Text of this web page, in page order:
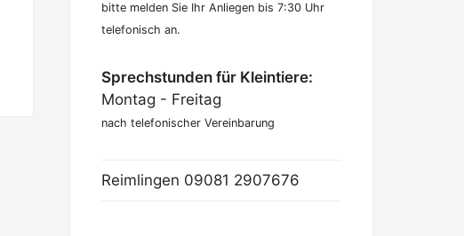
bitte melden Sie Ihr Anliegen bis 7:30 Uhr
telefonisch an.
Sprechstunden für Kleintiere:
Montag - Freitag
nach telefonischer Vereinbarung
Reimlingen 09081 2907676